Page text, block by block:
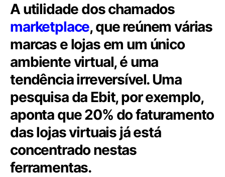
A utilidade dos chamados
marketplace, que reúnem várias
marcas e lojas em um único
ambiente virtual, é uma
tendência irreversível. Uma
pesquisa da Ebit, por exemplo,
aponta que 20% do faturamento
das lojas virtuais já está
concentrado nestas
ferramentas.